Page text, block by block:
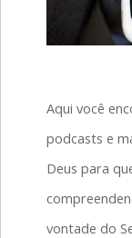
Aqui você
podcasts e
Deus para
vontade do